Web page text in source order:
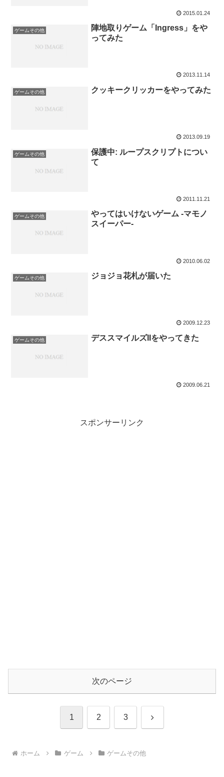
2015.01.24
ゲームその他
陣地取りゲーム「Ingress」をや
ってみた
2013.11.14
ゲームその他 クッキークリッカーをやってみた
2013.09.19
ゲームその他
保護中: ループスクリプトについ
て
2011.11.21
ゲームその他
やってはいけないゲーム -マモノ
スイーパー-
2010.06.02
ゲームその他 ジョジョ花札が届いた
2009.12.23
ゲームその他 デススマイルズIIをやってきた
2009.06.21
スポンサーリンク
次のページ
1 2 3 次
ホーム ゲーム ゲームその他